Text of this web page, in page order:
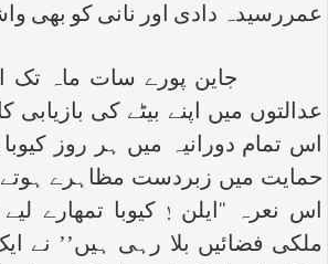
عمررسیدہ دادی اور نانی کو بھی
جاین پورے سات ماہ تک
عدالتوں میں اپنے بیٹے کی بازیابی
اس تمام دورانیہ میں ہر روز
حمایت میں زبردست مظاہرے
اس نعرہ ‘‘ایلن ! کیوبا تمھارے
ملکی فضائیں بلا رہی ہیں’’ نے